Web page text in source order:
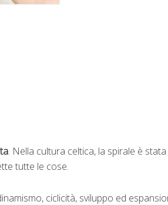
. Nella cultura celtica, la spirale è
tutte le cose.
ciclicità, sviluppo ed